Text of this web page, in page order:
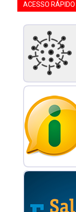
ACESSO RÁPIDO